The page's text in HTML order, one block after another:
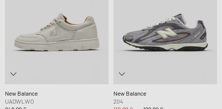
New Balance
UADWLWO
New Balance
204